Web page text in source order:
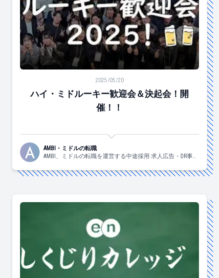
2025/05/20
ハイ・ミドルーキー歓迎会＆決起会！開
催！！
AMBI・ミドルの転職
AMBI、ミドルの転職を運営する中途採用 求人広告・DR事業